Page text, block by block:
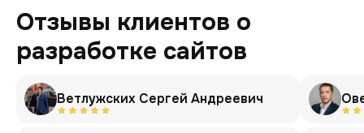
Отзывы клиентов о
разработке сайтов
Ветлужских Сергей Андреевич